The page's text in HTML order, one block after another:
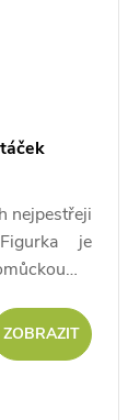
nejpestřeji
je
ZOBRAZIT